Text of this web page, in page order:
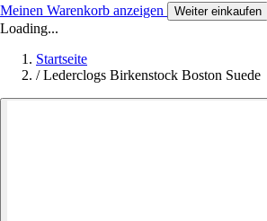
Meinen Warenkorb anzeigen Weiter einkaufen
Loading...
Startseite
/ Lederclogs Birkenstock Boston Suede